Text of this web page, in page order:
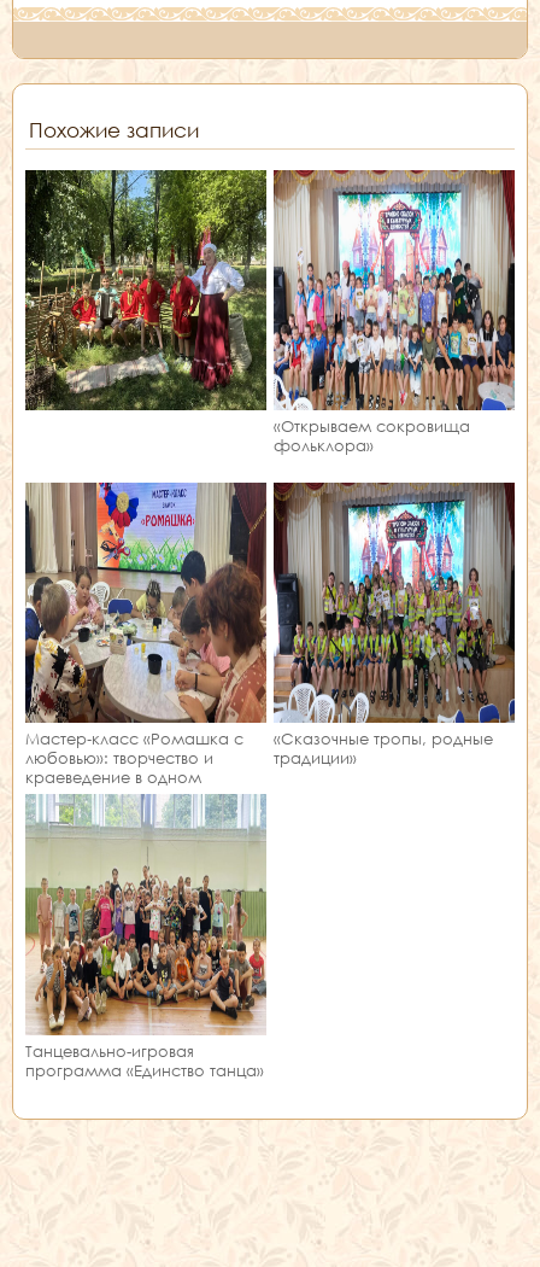
Похожие записи
«Открываем сокровища
фольклора»
Мастер‑класс «Ромашка с
любовью»: творчество и
краеведение в одном
занятии!
«Сказочные тропы, родные
традиции»
Танцевально-игровая
программа «Единство танца»